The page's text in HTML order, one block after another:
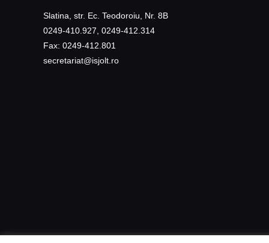
Slatina, str. Ec. Teodoroiu, Nr. 8B
0249-410.927, 0249-412.314
Fax: 0249-412.801
secretariat@isjolt.ro